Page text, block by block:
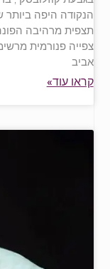
הנקודה היפה ביותר
תצפית מרהיבה
צפייה פנורמית
אביב
קראו עוד»